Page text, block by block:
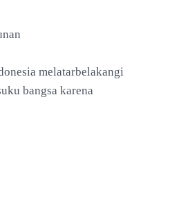
melatarbelakangi
bangsa karena